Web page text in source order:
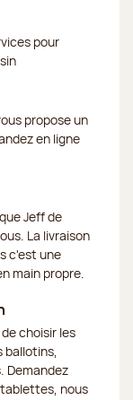
pour
propose un
en ligne
Jeff de
La livraison
c'est une
main propre.
choisir les
Demandez
nous